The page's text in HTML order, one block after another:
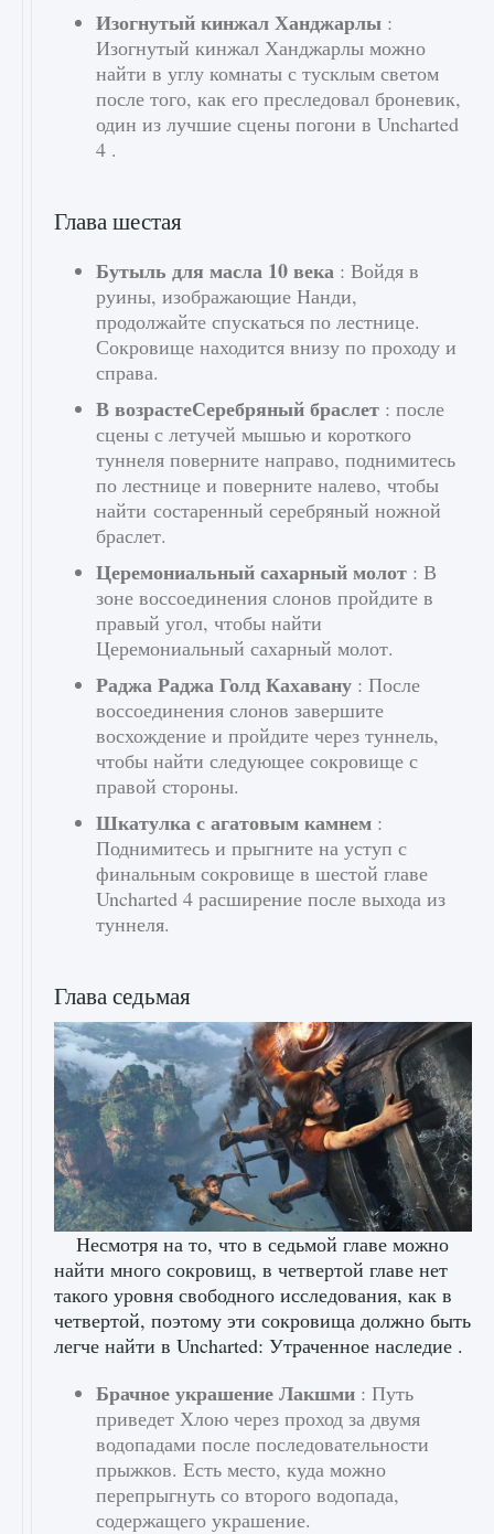
Изогнутый кинжал Ханджарлы :
Изогнутый кинжал Ханджарлы можно
найти в углу комнаты с тусклым светом
после того, как его преследовал броневик,
один из лучшие сцены погони в Uncharted
4 .
Глава шестая
Бутыль для масла 10 века : Войдя в
руины, изображающие Нанди,
продолжайте спускаться по лестнице.
Сокровище находится внизу по проходу и
справа.
В возрастеСеребряный браслет : после
сцены с летучей мышью и короткого
туннеля поверните направо, поднимитесь
по лестнице и поверните налево, чтобы
найти состаренный серебряный ножной
браслет.
Церемониальный сахарный молот : В
зоне воссоединения слонов пройдите в
правый угол, чтобы найти
Церемониальный сахарный молот.
Раджа Раджа Голд Кахавану : После
воссоединения слонов завершите
восхождение и пройдите через туннель,
чтобы найти следующее сокровище с
правой стороны.
Шкатулка с агатовым камнем :
Поднимитесь и прыгните на уступ с
финальным сокровище в шестой главе
Uncharted 4 расширение после выхода из
туннеля.
Глава седьмая
Несмотря на то, что в седьмой главе можно
найти много сокровищ, в четвертой главе нет
такого уровня свободного исследования, как в
четвертой, поэтому эти сокровища должно быть
легче найти в Uncharted: Утраченное наследие .
Брачное украшение Лакшми : Путь
приведет Хлою через проход за двумя
водопадами после последовательности
прыжков. Есть место, куда можно
перепрыгнуть со второго водопада,
содержащего украшение.